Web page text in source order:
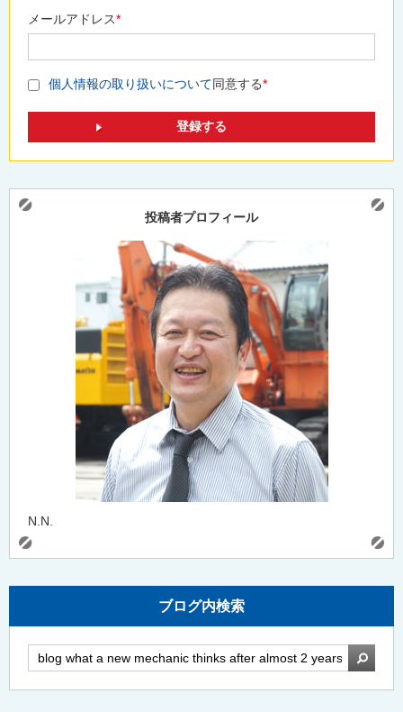
メールアドレス*
個人情報の取り扱いについて同意する*
投稿者プロフィール
N.N.
ブログ内検索
検索